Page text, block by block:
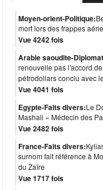
Moyen-orient-Politique:
mort lors des frappes
Vue 4242 fois
Arabie saoudite-
renouvelle pas l'accord
pétrodollars conclu avec
Vue 4041 fois
Egypte-Faits divers:Le
Mashali « Médecin des
Vue 2482 fois
France-Faits divers:
surnom fait référence à
du Zaïre
Vue 1717 fois